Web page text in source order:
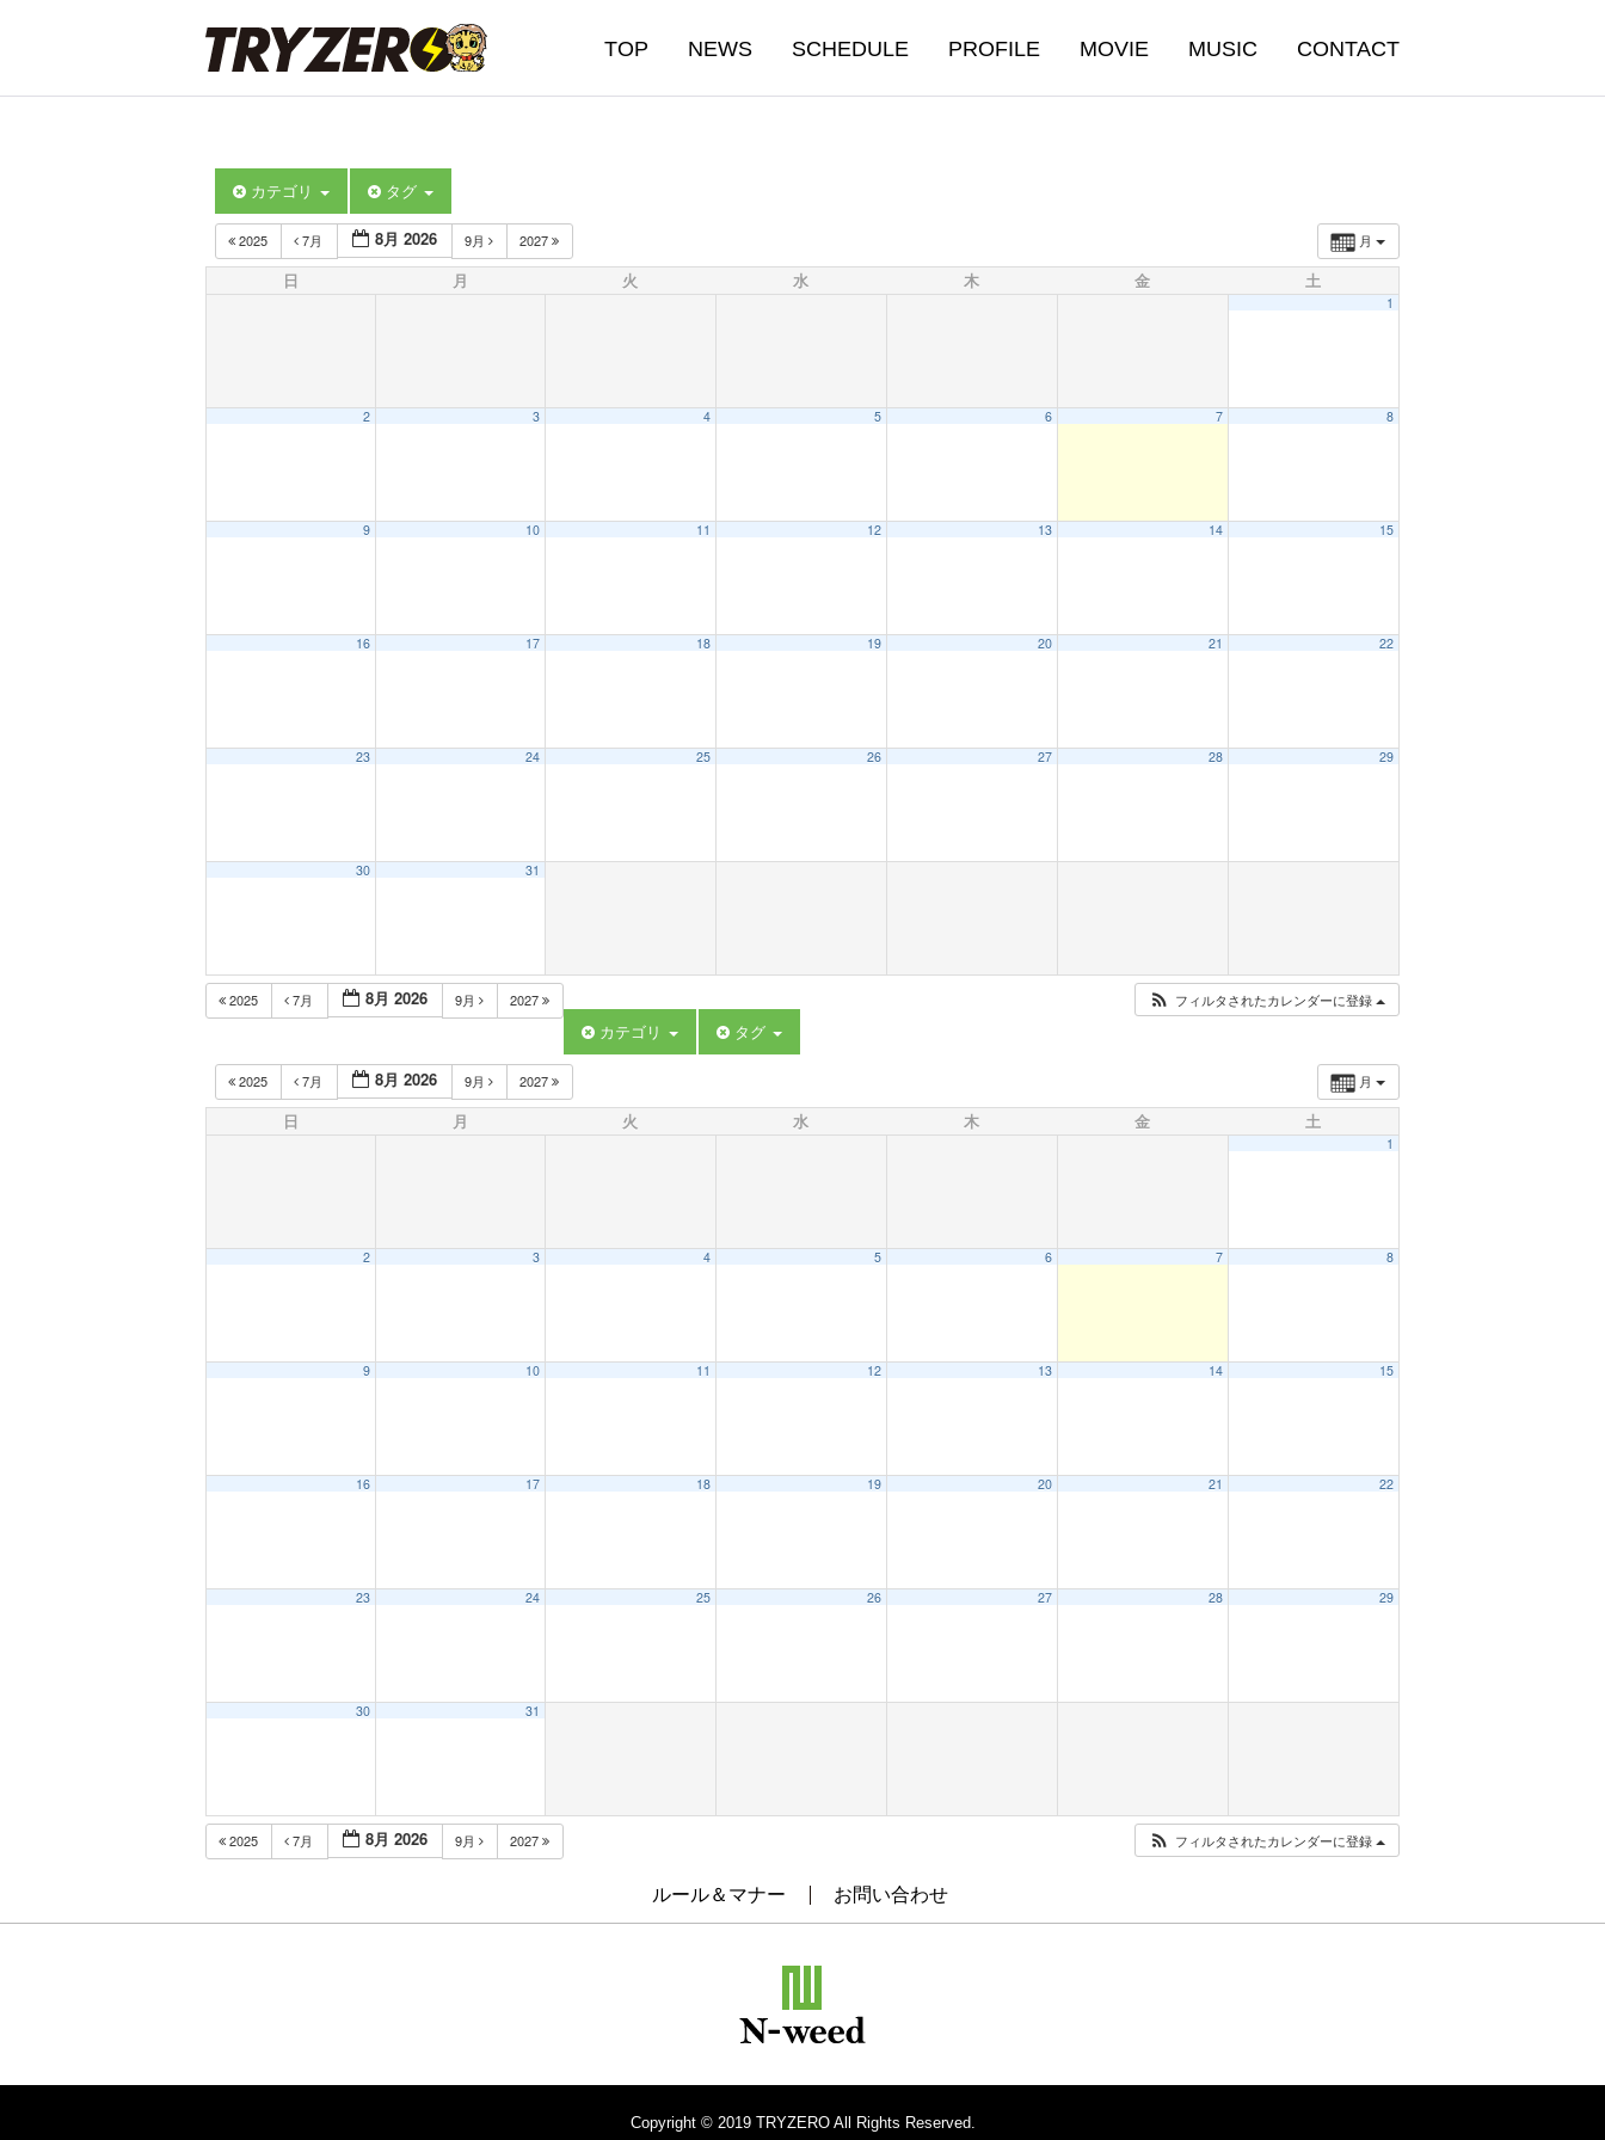
TOP NEWS SCHEDULE PROFILE MOVIE MUSIC CONTACT
カテゴリ タグ
月
2025 7月 8月 2026 9月 2027
日 月 火 水 木 金 土
1
2 3 4 5 6 7 8
9 10 11 12 13 14 15
16 17 18 19 20 21 22
23 24 25 26 27 28 29
30 31
2025 7月 8月 2026 9月 2027 フィルタされたカレンダーに登録
カテゴリ タグ
月
2025 7月 8月 2026 9月 2027
日 月 火 水 木 金 土
1
2 3 4 5 6 7 8
9 10 11 12 13 14 15
16 17 18 19 20 21 22
23 24 25 26 27 28 29
30 31
2025 7月 8月 2026 9月 2027 フィルタされたカレンダーに登録
ルール＆マナー お問い合わせ
Copyright © 2019 TRYZERO All Rights Reserved.